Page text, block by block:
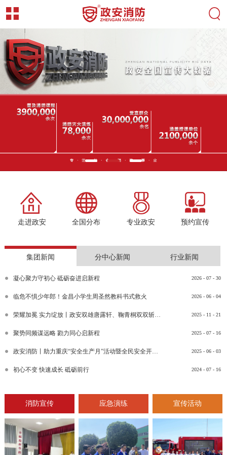
走进政安 全国分布 专业政安 预约宣传
集团新闻 分中心新闻 行业新闻
2026 - 07 - 30
凝心聚力守初心 砥砺奋进启新程
2026 - 06 - 04
临危不惧少年郎！金昌小学生周圣然教科书式救火
2025 - 11 - 21
荣耀加冕 实力绽放丨政安双雄唐露轩、鞠青桐双双斩获“渝消蓝盾讲师团金牌讲师”比武竞赛决赛大奖
2025 - 07 - 16
聚势同频谋远略 勠力同心启新程
2025 - 06 - 03
政安消防丨助力重庆“安全生产月”活动暨全民安全开放日活动
2024 - 07 - 16
初心不变 快速成长 砥砺前行
消防宣传 应急演练 宣传活动